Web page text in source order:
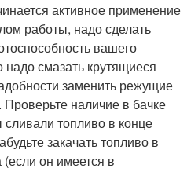
активное применение
работы, надо сделать
вашего
надо смазать крутящиеся
заменить режущие
наличие в бачке
топливо в конце
закачать топливо в
он имеется в